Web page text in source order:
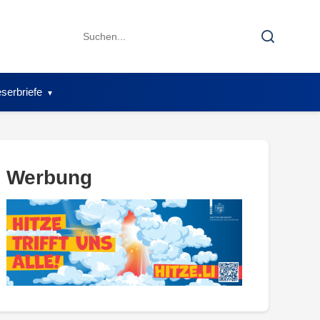
Search
Search
Werbung